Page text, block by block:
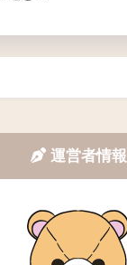
運営者情報